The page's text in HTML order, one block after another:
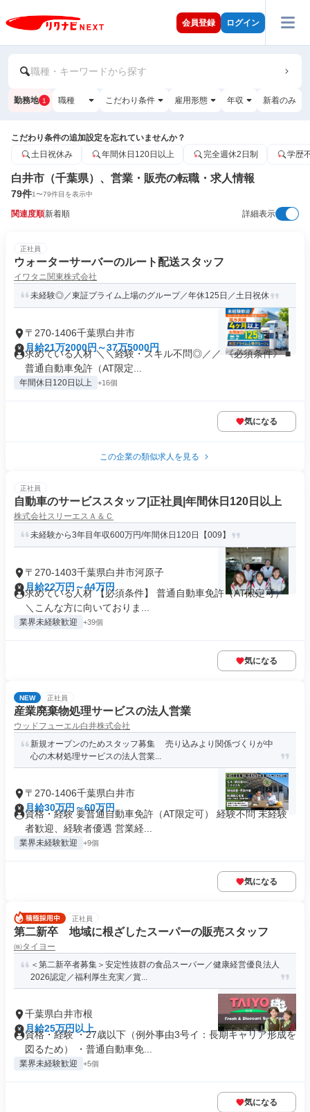
会員登録 ログイン
職種・キーワードから探す
勤務地 1 職種 こだわり条件 雇用形態 年収 新着のみ
こだわり条件の追加設定を忘れていませんか？
土日祝休み
年間休日120日以上 完全週休2日制 学歴
白井市（千葉県）、営業・販売の転職・求人情報
79件1〜79件目を表示中
関連度順新着順 詳細表示
正社員
ウォーターサーバーのルート配送スタッフ
イワタニ関東株式会社
未経験◎／東証プライム上場のグループ／年休125日／土日祝休
〒270-1406千葉県白井市
月給21万2000円～37万5000円
求めている人材 ＼＼経験・スキル不問◎／／ 《必須条件》 ■
普通自動車免許（AT限定...
年間休日120日以上 +16個
気になる
この企業の類似求人を見る
正社員
自動車のサービススタッフ|正社員|年間休日120日以上
株式会社スリーエスＡ＆Ｃ
未経験から3年目年収600万円/年間休日120日【009】
〒270-1403千葉県白井市河原子
月給22万円～44万円
求めている人材 【必須条件】 普通自動車免許（AT限定可）
＼こんな方に向いておりま...
業界未経験歓迎 +39個
気になる
NEW 正社員
産業廃棄物処理サービスの法人営業
ウッドフューエル白井株式会社
新規オープンのためスタッフ募集 売り込みより関係づくりが中
心の木材処理サービスの法人営業...
〒270-1406千葉県白井市
月給30万円～60万円
資格・経験 要普通自動車免許（AT限定可） 経験不問 未経験
者歓迎、経験者優遇 営業経...
業界未経験歓迎 +9個
気になる
正社員
第二新卒 地域に根ざしたスーパーの販売スタッフ
㈱タイヨー
＜第二新卒者募集＞安定性抜群の食品スーパー／健康経営優良法人
2026認定／福利厚生充実／賞...
千葉県白井市根
月給25万円以上
資格・経験 ・27歳以下（例外事由3号イ：長期キャリア形成を
図るため） ・普通自動車免...
業界未経験歓迎 +5個
気になる